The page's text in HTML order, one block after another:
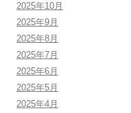
2025年10月
2025年9月
2025年8月
2025年7月
2025年6月
2025年5月
2025年4月